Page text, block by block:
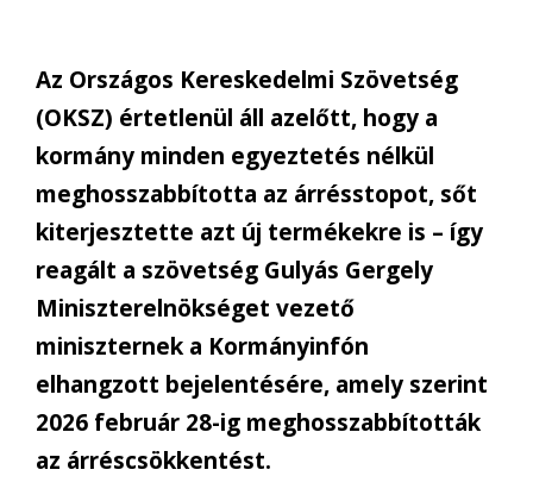
Az Országos Kereskedelmi Szövetség
(OKSZ) értetlenül áll azelőtt, hogy a
kormány minden egyeztetés nélkül
meghosszabbította az árrésstopot, sőt
kiterjesztette azt új termékekre is – így
reagált a szövetség Gulyás Gergely
Miniszterelnökséget vezető
miniszternek a Kormányinfón
elhangzott bejelentésére, amely szerint
2026 február 28-ig meghosszabbították
az árréscsökkentést.